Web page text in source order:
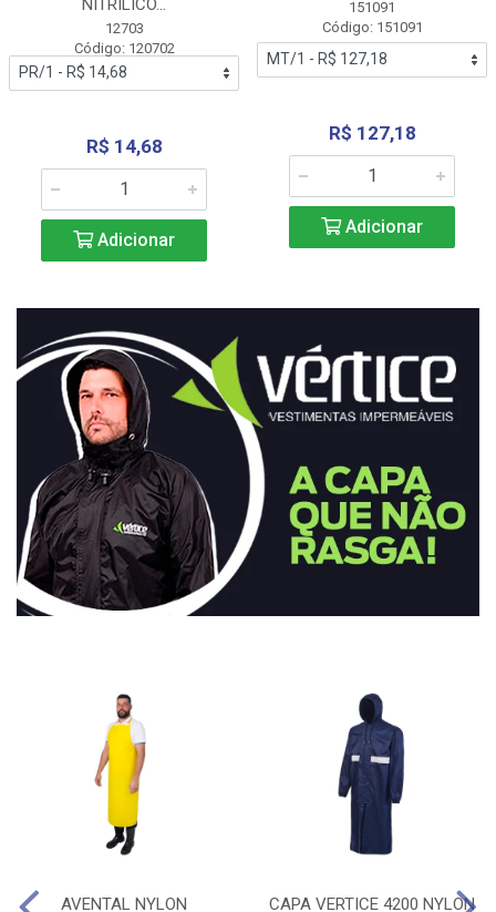
NITRÍLICO...
12703
Código: 120702
R$ 14,68
Adicionar
151091
Código: 151091
R$ 127,18
Adicionar
AVENTAL NYLON
CAPA VERTICE 4200 NYLON